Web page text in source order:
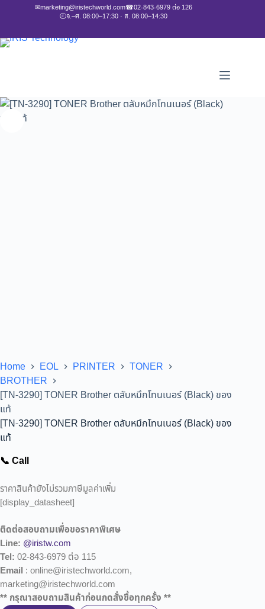
✉marketing@iristechworld.com☎02-843-6979 ต่อ 126
🕘จ.–ศ. 08:00–17:30 · ส. 08:00–14:30
Home EOL PRINTER
TONER
BROTHER
[TN-3290] TONER Brother ตลับหมึกโทนเนอร์ (Black) ของ
แท้
[TN-3290] TONER Brother ตลับหมึกโทนเนอร์ (Black) ของ
แท้
📞 Call
ราคาสินค้ายังไม่รวมภาษีมูลค่าเพิ่ม
[display_datasheet]
ติดต่อสอบถามเพื่อขอราคาพิเศษ
Line: @iristw.com
Tel: 02-843-6979 ต่อ 115
Email : online@iristechworld.com,
marketing@iristechworld.com
** กรุณาสอบถามสินค้าก่อนกดสั่งซื้อทุกครั้ง **